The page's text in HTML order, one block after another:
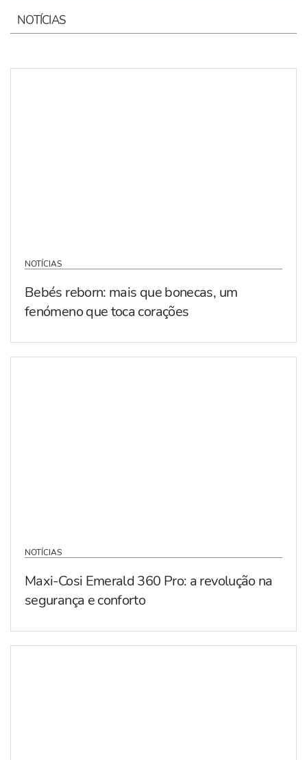
NOTÍCIAS
NOTÍCIAS
Bebés reborn: mais que bonecas, um
fenómeno que toca corações
NOTÍCIAS
Maxi-Cosi Emerald 360 Pro: a revolução na
segurança e conforto